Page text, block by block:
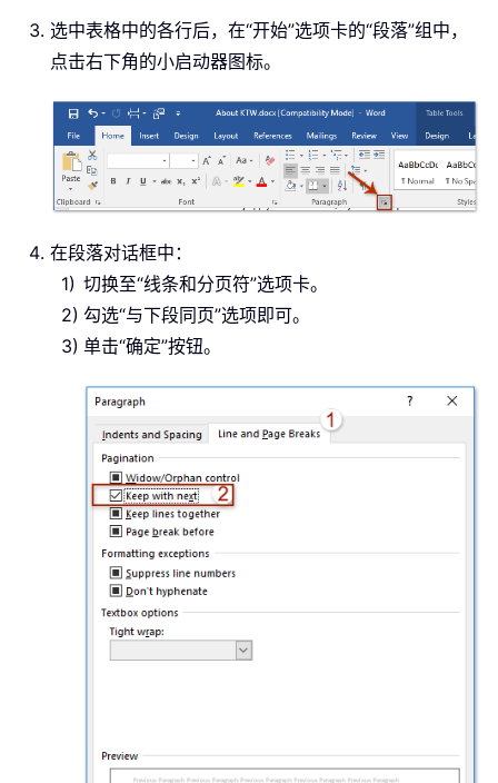
选中表格中的各行后，在“开始”选项卡的“段落”组中，
点击右下角的小启动器图标。
在段落对话框中：
切换至“线条和分页符”选项卡。
勾选“与下段同页”选项即可。
单击“确定”按钮。